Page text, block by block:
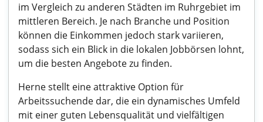
im Vergleich zu anderen Städten im Ruhrgebiet im
mittleren Bereich. Je nach Branche und Position
können die Einkommen jedoch stark variieren,
sodass sich ein Blick in die lokalen Jobbörsen lohnt,
um die besten Angebote zu finden.
Herne stellt eine attraktive Option für
Arbeitssuchende dar, die ein dynamisches Umfeld
mit einer guten Lebensqualität und vielfältigen